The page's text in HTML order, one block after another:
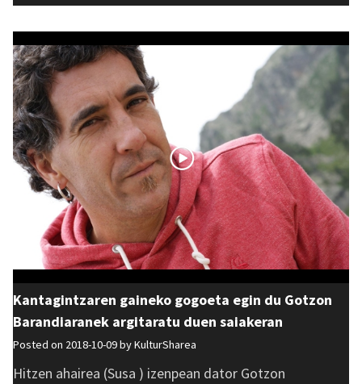
Kantagintzaren gaineko gogoeta egin du Gotzon
Barandiaranek argitaratu duen saiakeran
Posted on 2018-10-09 byKulturSharea
Hitzen ahairea (Susa ) izenpean dator Gotzon